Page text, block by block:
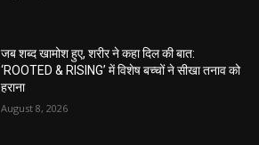
जब शब्द खामोश हुए, शरीर ने कहा दिल की बात:
‘ROOTED & RISING’ में विशेष बच्चों ने सीखा तनाव को
हराना
August 8, 2026